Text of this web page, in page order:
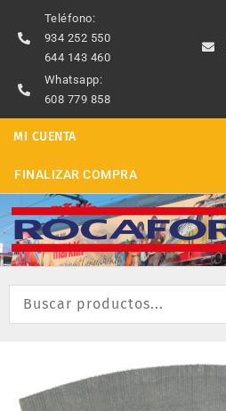
contenido
Teléfono:
934 252 550
644 143 460
Whatsapp:
608 779 858
MI CUENTA
FINALIZAR COMPRA